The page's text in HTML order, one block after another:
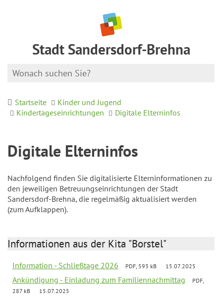
Stadt Sandersdorf-Brehna
Startseite
Kinder und Jugend
Kindertageseinrichtungen
Digitale Elterninfos
Digitale Elterninfos
Nachfolgend finden Sie digitalisierte Elterninformationen zu
den jeweiligen Betreuungseinrichtungen der Stadt
Sandersdorf-Brehna, die regelmäßig aktualisiert werden
(zum Aufklappen).
Informationen aus der Kita "Borstel"
Information - Schließtage 2026 PDF, 593 kB 15.07.2025
Ankündigung - Einladung zum Familiennachmittag
PDF,
287 kB
15.07.2025